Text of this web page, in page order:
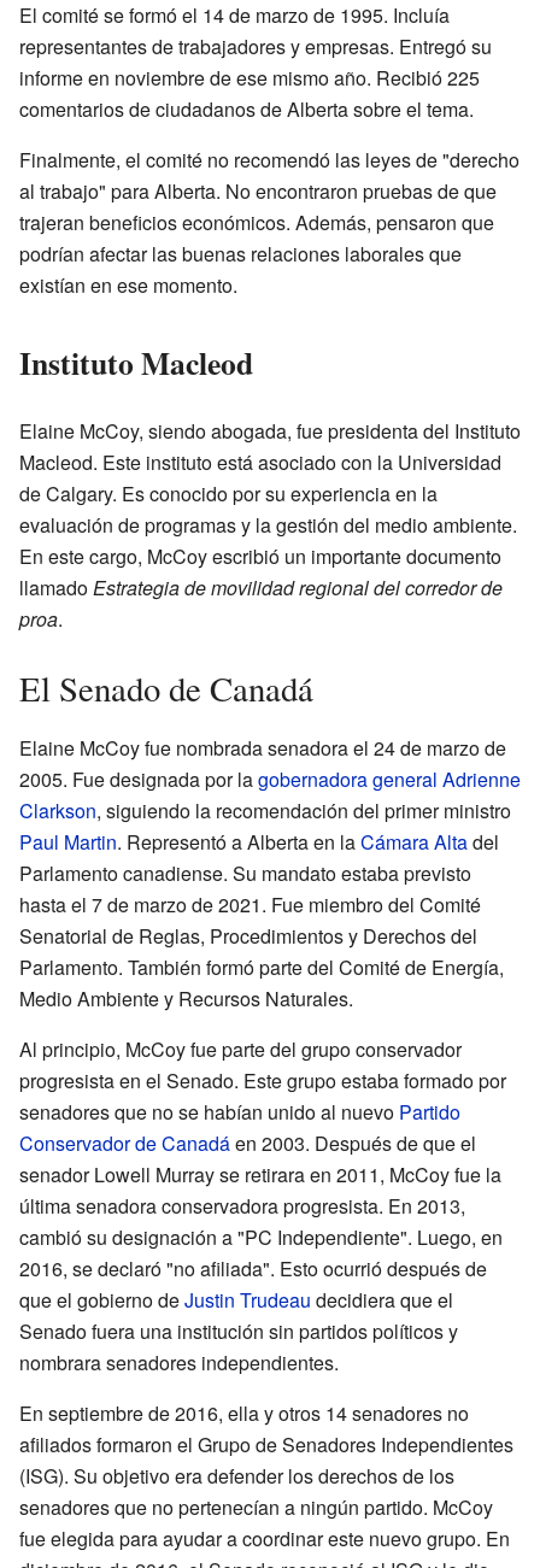
El comité se formó el 14 de marzo de 1995. Incluía
representantes de trabajadores y empresas. Entregó su
informe en noviembre de ese mismo año. Recibió 225
comentarios de ciudadanos de Alberta sobre el tema.
Finalmente, el comité no recomendó las leyes de "derecho
al trabajo" para Alberta. No encontraron pruebas de que
trajeran beneficios económicos. Además, pensaron que
podrían afectar las buenas relaciones laborales que
existían en ese momento.
Instituto Macleod
Elaine McCoy, siendo abogada, fue presidenta del Instituto
Macleod. Este instituto está asociado con la Universidad
de Calgary. Es conocido por su experiencia en la
evaluación de programas y la gestión del medio ambiente.
En este cargo, McCoy escribió un importante documento
llamadoEstrategia de movilidad regional del corredor de
proa.
El Senado de Canadá
Elaine McCoy fue nombrada senadora el 24 de marzo de
2005. Fue designada por lagobernadora general Adrienne
Clarkson, siguiendo la recomendación del primer ministro
Paul Martin. Representó a Alberta en laCámara Altadel
Parlamento canadiense. Su mandato estaba previsto
hasta el 7 de marzo de 2021. Fue miembro del Comité
Senatorial de Reglas, Procedimientos y Derechos del
Parlamento. También formó parte del Comité de Energía,
Medio Ambiente y Recursos Naturales.
Al principio, McCoy fue parte del grupo conservador
progresista en el Senado. Este grupo estaba formado por
senadores que no se habían unido al nuevo Partido
Conservador de Canadáen 2003. Después de que el
senador Lowell Murray se retirara en 2011, McCoy fue la
última senadora conservadora progresista. En 2013,
cambió su designación a "PC Independiente". Luego, en
2016, se declaró "no afiliada". Esto ocurrió después de
que el gobierno deJustin Trudeau decidiera que el
Senado fuera una institución sin partidos políticos y
nombrara senadores independientes.
En septiembre de 2016, ella y otros 14 senadores no
afiliados formaron el Grupo de Senadores Independientes
(ISG). Su objetivo era defender los derechos de los
senadores que no pertenecían a ningún partido. McCoy
fue elegida para ayudar a coordinar este nuevo grupo. En